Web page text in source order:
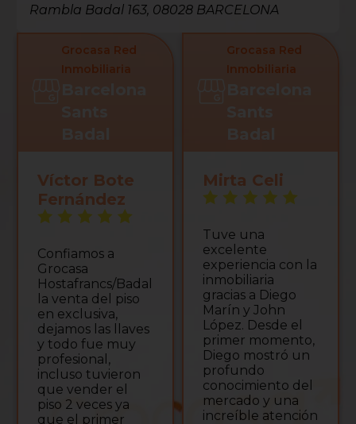
Rambla Badal 163, 08028 BARCELONA
Grocasa Red
Inmobiliaria
Víctor Bote
Fernández
Confiamos a
Grocasa
Hostafrancs/Badal
la venta del piso
en exclusiva,
dejamos las llaves
y todo fue muy
profesional,
incluso tuvieron
que vender el
piso 2 veces ya
que el primer
Grocasa Red
Inmobiliaria
Mirta Celi
Tuve una
excelente
experiencia con la
inmobiliaria
gracias a Diego
Marín y John
López. Desde el
primer momento,
Diego mostró un
profundo
conocimiento del
mercado y una
increíble atención